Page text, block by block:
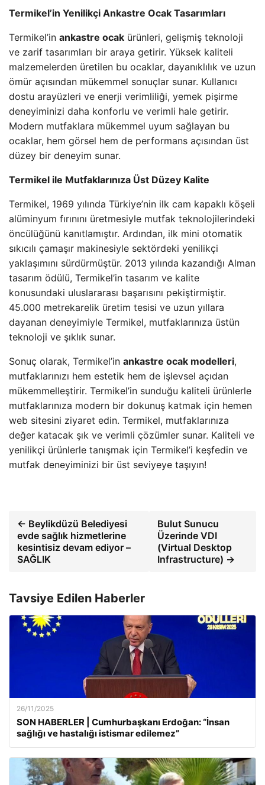
Termikel’in Yenilikçi Ankastre Ocak Tasarımları
Termikel’in ankastre ocak ürünleri, gelişmiş teknoloji
ve zarif tasarımları bir araya getirir. Yüksek kaliteli
malzemelerden üretilen bu ocaklar, dayanıklılık ve uzun
ömür açısından mükemmel sonuçlar sunar. Kullanıcı
dostu arayüzleri ve enerji verimliliği, yemek pişirme
deneyiminizi daha konforlu ve verimli hale getirir.
Modern mutfaklara mükemmel uyum sağlayan bu
ocaklar, hem görsel hem de performans açısından üst
düzey bir deneyim sunar.
Termikel ile Mutfaklarınıza Üst Düzey Kalite
Termikel, 1969 yılında Türkiye’nin ilk cam kapaklı köşeli
alüminyum fırınını üretmesiyle mutfak teknolojilerindeki
öncülüğünü kanıtlamıştır. Ardından, ilk mini otomatik
sıkıcılı çamaşır makinesiyle sektördeki yenilikçi
yaklaşımını sürdürmüştür. 2013 yılında kazandığı Alman
tasarım ödülü, Termikel’in tasarım ve kalite
konusundaki uluslararası başarısını pekiştirmiştir.
45.000 metrekarelik üretim tesisi ve uzun yıllara
dayanan deneyimiyle Termikel, mutfaklarınıza üstün
teknoloji ve şıklık sunar.
Sonuç olarak, Termikel’in ankastre ocak modelleri,
mutfaklarınızı hem estetik hem de işlevsel açıdan
mükemmelleştirir. Termikel’in sunduğu kaliteli ürünlerle
mutfaklarınıza modern bir dokunuş katmak için hemen
web sitesini ziyaret edin. Termikel, mutfaklarınıza
değer katacak şık ve verimli çözümler sunar. Kaliteli ve
yenilikçi ürünlerle tanışmak için Termikel’i keşfedin ve
mutfak deneyiminizi bir üst seviyeye taşıyın!
← Beylikdüzü Belediyesi
evde sağlık hizmetlerine
kesintisiz devam ediyor –
SAĞLIK
Bulut Sunucu
Üzerinde VDI
(Virtual Desktop
Infrastructure) →
Tavsiye Edilen Haberler
26/11/2025
SON HABERLER | Cumhurbaşkanı Erdoğan: “İnsan
sağlığı ve hastalığı istismar edilemez”